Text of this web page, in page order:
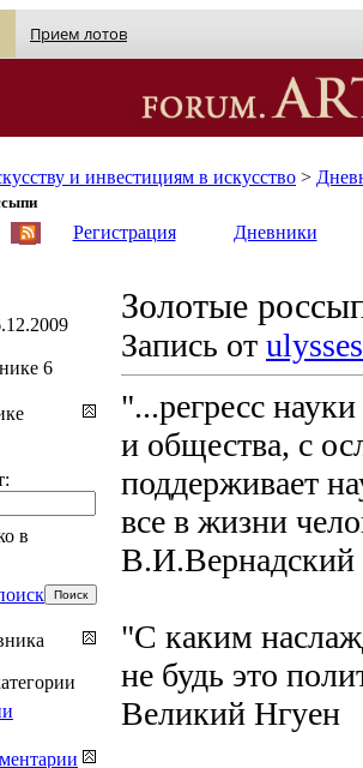
Прием лотов
и инвестициям в искусство >
Регистрация Дневники
Золотые
Запись от ulysses
"...регресс
и общества, с
поддерживает
все в жизни
В.И.Вернадский
"С каким
не будь это
Великий Нгуен
6
в